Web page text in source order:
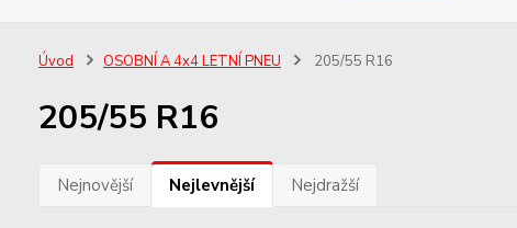
Úvod OSOBNÍ A 4x4 LETNÍ PNEU 205/55 R16
205/55 R16
Nejnovější Nejlevnější Nejdražší